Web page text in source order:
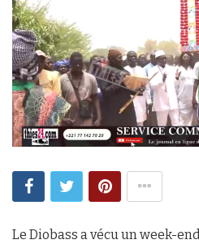
Le Diobass a vécu un week-